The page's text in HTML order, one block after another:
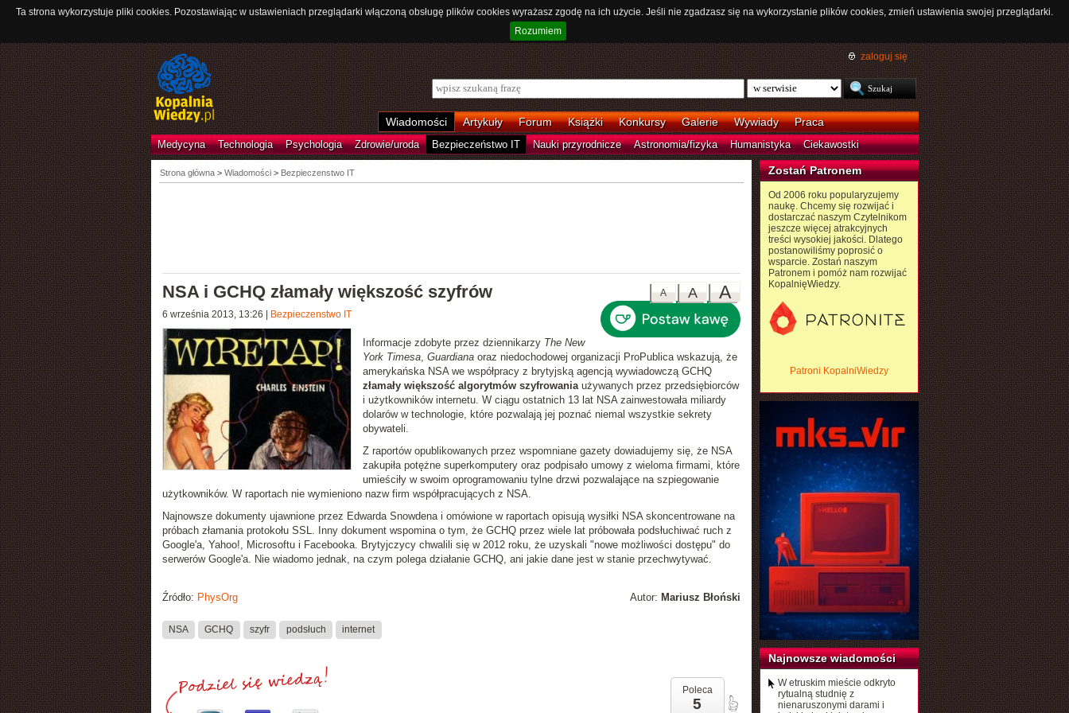
Ta strona wykorzystuje pliki cookies. Pozostawiając w ustawieniach przeglądarki włączoną obsługę plików cookies wyrażasz zgodę na ich użycie. Jeśli nie zgadzasz się na wykorzystanie plików cookies, zmień ustawienia swojej przeglądarki.
Rozumiem
zaloguj się
Wiadomości Artykuły Forum Książki Konkursy Galerie Wywiady Praca
Medycyna Technologia Psychologia Zdrowie/uroda Bezpieczeństwo IT Nauki przyrodnicze Astronomia/fizyka Humanistyka Ciekawostki
Strona główna> Wiadomości > Bezpieczenstwo IT
A
A
A
NSA i GCHQ złamały większość szyfrów
6 września 2013, 13:26 Bezpieczenstwo IT
Informacje zdobyte przez dziennikarzy The New
York Timesa, Guardianaoraz niedochodowej organizacji ProPublica wskazują, że
amerykańska NSA we współpracy z brytyjską agencją wywiadowczą GCHQ
złamały większość algorytmów szyfrowaniaużywanych przez przedsiębiorców
i użytkowników internetu. W ciągu ostatnich 13 lat NSA zainwestowała miliardy
dolarów w technologie, które pozwalają jej poznać niemal wszystkie sekrety
obywateli.
Z raportów opublikowanych przez wspomniane gazety dowiadujemy się, że NSA
zakupiła potężne superkomputery oraz podpisało umowy z wieloma firmami, które
umieściły w swoim oprogramowaniu tylne drzwi pozwalające na szpiegowanie
użytkowników. W raportach nie wymieniono nazw firm współpracujących z NSA.
Najnowsze dokumenty ujawnione przez Edwarda Snowdena i omówione w raportach opisują wysiłki NSA skoncentrowane na
próbach złamania protokołu SSL. Inny dokument wspomina o tym, że GCHQ przez wiele lat próbowała podsłuchiwać ruch z
Google'a, Yahoo!, Microsoftu i Facebooka. Brytyjczycy chwalili się w 2012 roku, że uzyskali "nowe możliwości dostępu" do
serwerów Google'a. Nie wiadomo jednak, na czym polega działanie GCHQ, ani jakie dane jest w stanie przechwytywać.
Autor: Mariusz Błoński
Źródło: PhysOrg
NSA GCHQ szyfr podsłuch internet
Poleca
5
Zostań Patronem
Od 2006 roku popularyzujemy
naukę. Chcemy się rozwijać i
dostarczać naszym Czytelnikom
jeszcze więcej atrakcyjnych
treści wysokiej jakości. Dlatego
postanowiliśmy poprosić o
wsparcie. Zostań naszym
Patronem i pomóż nam rozwijać
KopalnięWiedzy.
Patroni KopalniWiedzy
Najnowsze wiadomości
W etruskim mieście odkryto
rytualną studnię z
nienaruszonymi darami i